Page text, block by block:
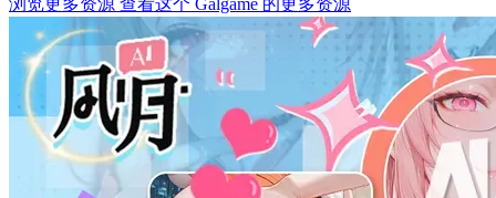
浏览更多资源 查看这个 Galgame 的更多资源